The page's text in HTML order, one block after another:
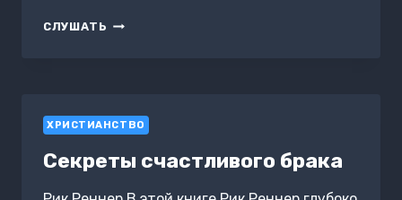
СЛУШАТЬ ОЧИЩЕННЫЙ
ХРИСТИАНСТВО
Секреты счастливого брака